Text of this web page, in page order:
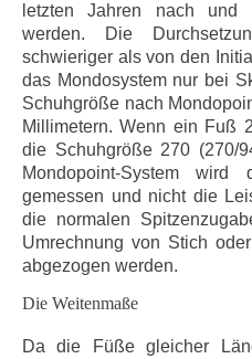
letzten Jahren nach und
werden. Die
schwieriger als von den
das Mondosystem nur bei
Schuhgröße nach
Millimetern. Wenn ein Fuß
die Schuhgröße 270 (270/
Mondopoint-System
gemessen und nicht die
die normalen
Umrechnung von Stich
abgezogen werden.
Die Weitenmaße
Da die Füße gleicher